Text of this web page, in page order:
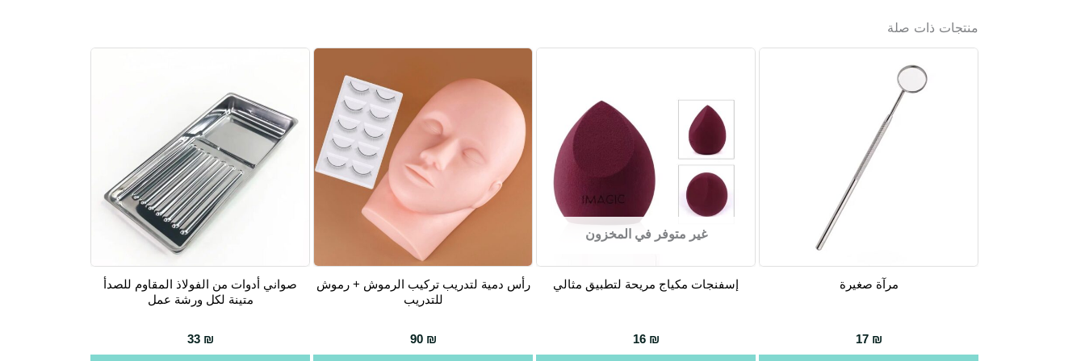
منتجات ذات صلة
مرآة صغيرة
17 ₪
غير متوفر في المخزون
إسفنجات مكياج مريحة لتطبيق مثالي
16 ₪
رأس دمية لتدريب تركيب الرموش + رموش
للتدريب
90 ₪
صواني أدوات من الفولاذ المقاوم للصدأ
متينة لكل ورشة عمل
33 ₪